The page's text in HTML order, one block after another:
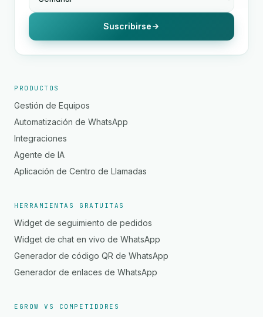
Suscribirse
PRODUCTOS
Gestión de Equipos
Automatización de WhatsApp
Integraciones
Agente de IA
Aplicación de Centro de Llamadas
HERRAMIENTAS GRATUITAS
Widget de seguimiento de pedidos
Widget de chat en vivo de WhatsApp
Generador de código QR de WhatsApp
Generador de enlaces de WhatsApp
EGROW VS COMPETIDORES